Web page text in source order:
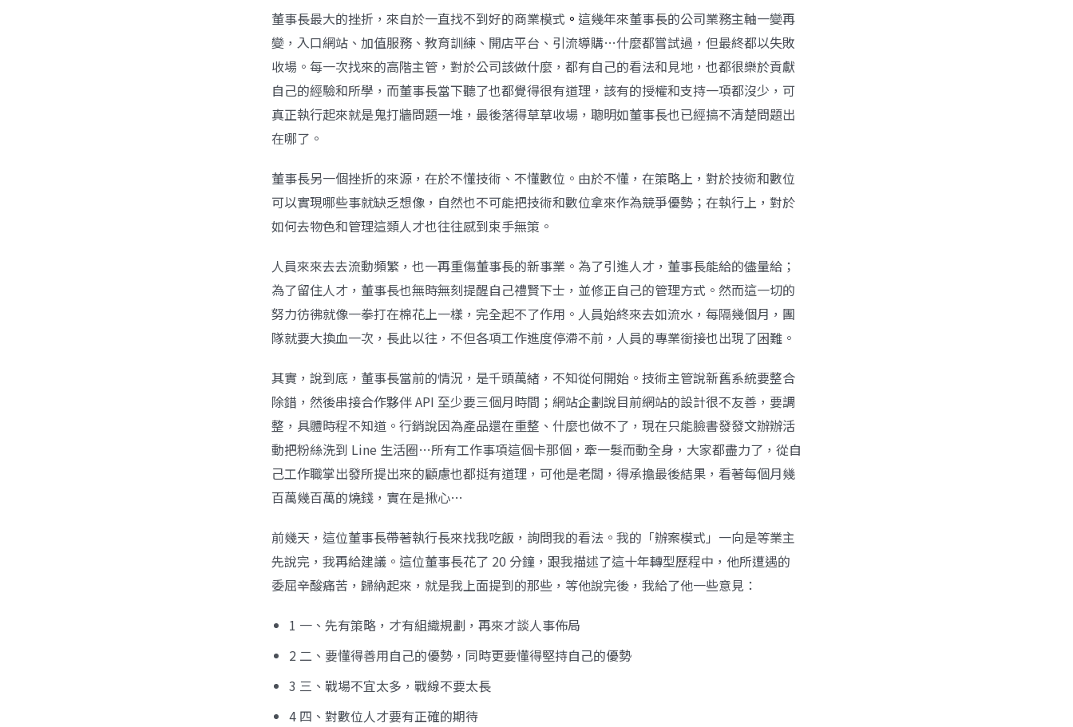
董事長最大的挫折，來自於一直找不到好的商業模式 。 這幾年來董事長的公司業務主軸一變再
變，入口網站、加值服務、教育訓練、開店平台、引流導購…什麼都嘗試過，但最終都以失敗
收場。每一次找來的高階主管，對於公司該做什麼，都有自己的看法和見地，也都很樂於貢獻
自己的經驗和所學，而董事長當下聽了也都覺得很有道理，該有的授權和支持一項都沒少，可
真正執行起來就是鬼打牆問題一堆，最後落得草草收場，聰明如董事長也已經搞不清楚問題出
在哪了。
董事長另一個挫折的來源，在於不懂技術、不懂數位。由於不懂，在策略上，對於技術和數位
可以實現哪些事就缺乏想像，自然也不可能把技術和數位拿來作為競爭優勢；在執行上，對於
如何去物色和管理這類人才也往往感到束手無策。
人員來來去去流動頻繁，也一再重傷董事長的新事業。為了引進人才，董事長能給的儘量給；
為了留住人才，董事長也無時無刻提醒自己禮賢下士，並修正自己的管理方式。然而這一切的
努力彷彿就像一拳打在棉花上一樣，完全起不了作用。人員始終來去如流水，每隔幾個月，團
隊就要大換血一次，長此以往，不但各項工作進度停滯不前，人員的專業銜接也出現了困難。
其實，說到底，董事長當前的情況，是千頭萬緒，不知從何開始。技術主管說新舊系統要整合
除錯，然後串接合作夥伴 API 至少要三個月時間；網站企劃說目前網站的設計很不友善，要調
整，具體時程不知道。行銷說因為產品還在重整、什麼也做不了，現在只能臉書發發文辦辦活
動把粉絲洗到 Line 生活圈…所有工作事項這個卡那個，牽一髮而動全身，大家都盡力了，從自
己工作職掌出發所提出來的顧慮也都挺有道理，可他是老闆，得承擔最後結果，看著每個月幾
百萬幾百萬的燒錢，實在是揪心…
前幾天，這位董事長帶著執行長來找我吃飯，詢問我的看法。我的「辦案模式」一向是等業主
先說完，我再給建議。這位董事長花了 20 分鐘，跟我描述了這十年轉型歷程中，他所遭遇的
委屈辛酸痛苦，歸納起來，就是我上面提到的那些，等他說完後，我給了他一些意見：
1 一、先有策略，才有組織規劃，再來才談人事佈局
2 二、要懂得善用自己的優勢，同時更要懂得堅持自己的優勢
3 三、戰場不宜太多，戰線不要太長
4 四、對數位人才要有正確的期待